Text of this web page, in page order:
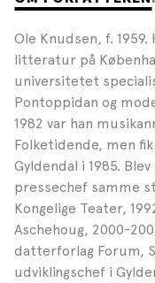
Ole Knudsen, f.
litteratur på
universitetet
Pontoppidan og
1982 var han
Folketidende, men
Gyldendal i 1985.
pressechef samme
Kongelige Teater,
Aschehoug, 2000-
datterforlag Forum,
udviklingschef i